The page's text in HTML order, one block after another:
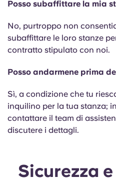
Posso subaffittare la mia
No, purtroppo non
subaffittare le loro stanze
contratto stipulato con noi.
Posso andarmene prima
Sì, a condizione che tu
inquilino per la tua stanza;
contattare il team di
discutere i dettagli.
Sicurezza